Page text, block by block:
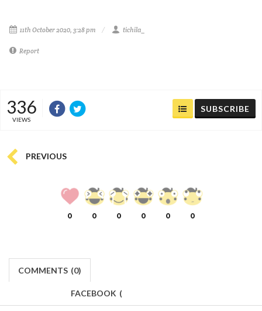
11th October 2020, 3:28 pm tichila_
Report
336
VIEWS
SUBSCRIBE
PREVIOUS
0 0 0 0 0 0
COMMENTS (0)
FACEBOOK (